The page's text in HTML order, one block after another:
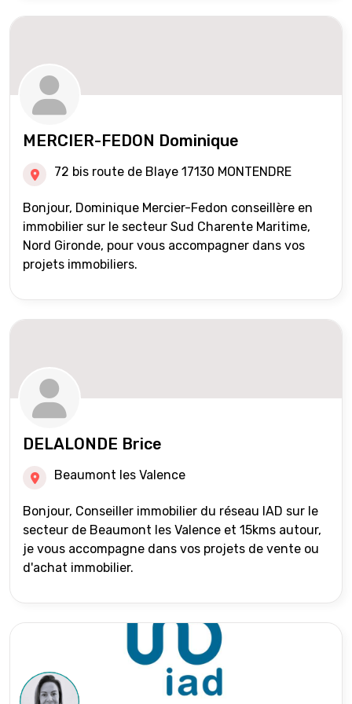
MERCIER-FEDON Dominique
72 bis route de Blaye 17130 MONTENDRE
Bonjour, Dominique Mercier-Fedon conseillère en
immobilier sur le secteur Sud Charente Maritime,
Nord Gironde, pour vous accompagner dans vos
projets immobiliers.
DELALONDE Brice
Beaumont les Valence
Bonjour, Conseiller immobilier du réseau IAD sur le
secteur de Beaumont les Valence et 15kms autour,
je vous accompagne dans vos projets de vente ou
d'achat immobilier.